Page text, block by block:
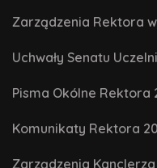
Zarządzenia Rektora
Uchwały Senatu
Pisma Okólne Rektora
Komunikaty Rektora
Zarządzenia